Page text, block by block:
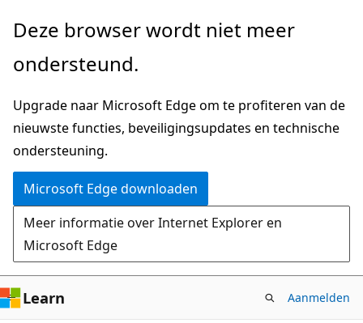
Naar
gaan
Deze browser wordt niet meer
ondersteund.
Upgrade naar Microsoft Edge om te profiteren van de
nieuwste functies, beveiligingsupdates en technische
ondersteuning.
Microsoft Edge downloaden
Meer informatie over Internet Explorer en
Microsoft Edge
Learn Aanmelden